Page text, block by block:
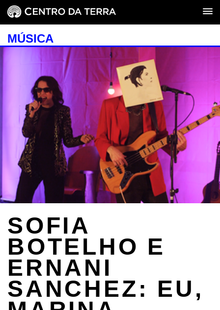
MÚSICA
SOFIA
BOTELHO E
ERNANI
SANCHEZ: EU,